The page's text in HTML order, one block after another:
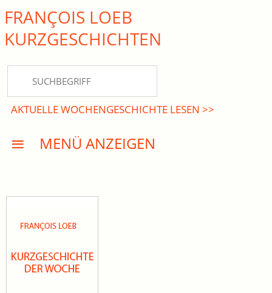
close Submenü
KURZGESCHICHTEN
DREISATZROMANE
PRESSE
FRANÇOIS LOEB
KURZ­GESCHICHTEN
AKTUELLE WOCHENGESCHICHTE LESEN >>
MENÜ ANZEIGEN